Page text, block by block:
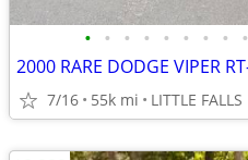
• • • • • • • • •
7/16 55k mi LITTLE FALLS